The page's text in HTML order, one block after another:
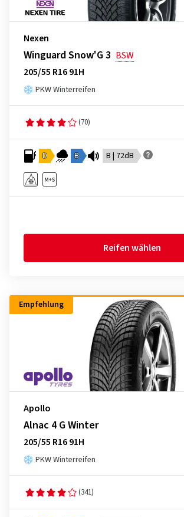
Nexen
Winguard Snow'G 3 BSW
205/55 R16 91H
PKW Winterreifen
(70)
D B B | 72dB
Reifen wählen
Empfehlung
Apollo
Alnac 4 G Winter
205/55 R16 91H
PKW Winterreifen
(341)